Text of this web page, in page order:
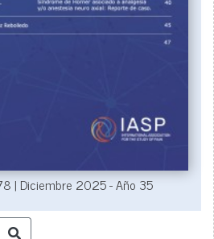
| Diciembre 2025 - Año 35